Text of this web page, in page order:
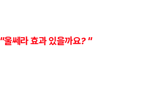
"울쎄라 효과 있을까요? "